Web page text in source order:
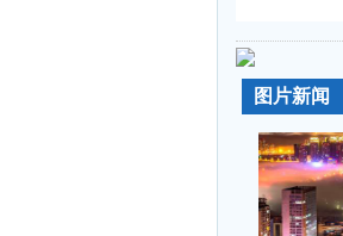
-
-
图片新闻